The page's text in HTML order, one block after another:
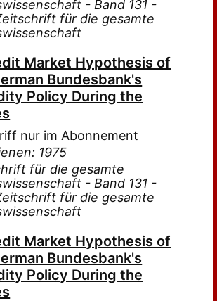
- Band 131 -
für die gesamte
Market Hypothesis of
Bundesbank's
Policy During the
nur im Abonnement
1975
für die gesamte
- Band 131 -
für die gesamte
Market Hypothesis of
Bundesbank's
Policy During the